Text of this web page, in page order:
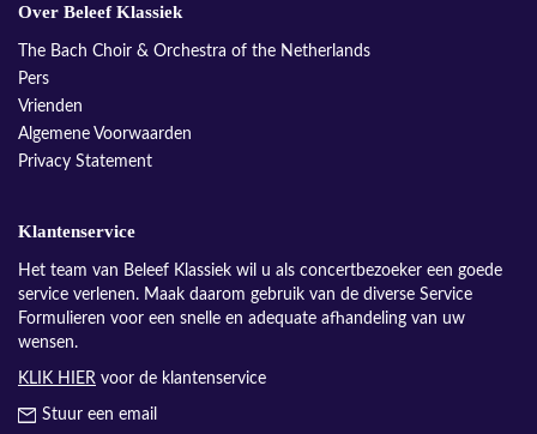
Over Beleef Klassiek
The Bach Choir & Orchestra of the Netherlands
Pers
Vrienden
Algemene Voorwaarden
Privacy Statement
Klantenservice
Het team van Beleef Klassiek wil u als concertbezoeker een goede
service verlenen. Maak daarom gebruik van de diverse Service
Formulieren voor een snelle en adequate afhandeling van uw
wensen.
KLIK HIER voor de klantenservice
Stuur een email